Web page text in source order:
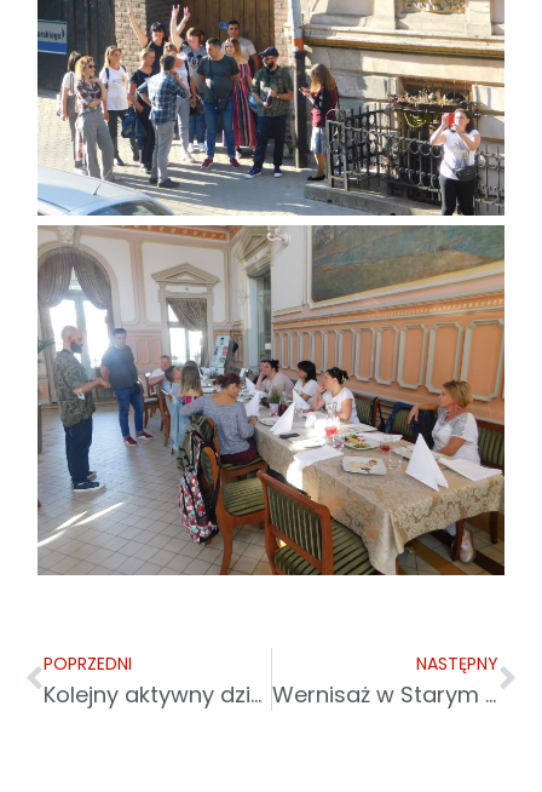
POPRZEDNI
Kolejny aktywny dzień w projekcie międzynarodowym „Kompetencje na czasie”
NASTĘPNY
Wernisaż w Starym Mieście